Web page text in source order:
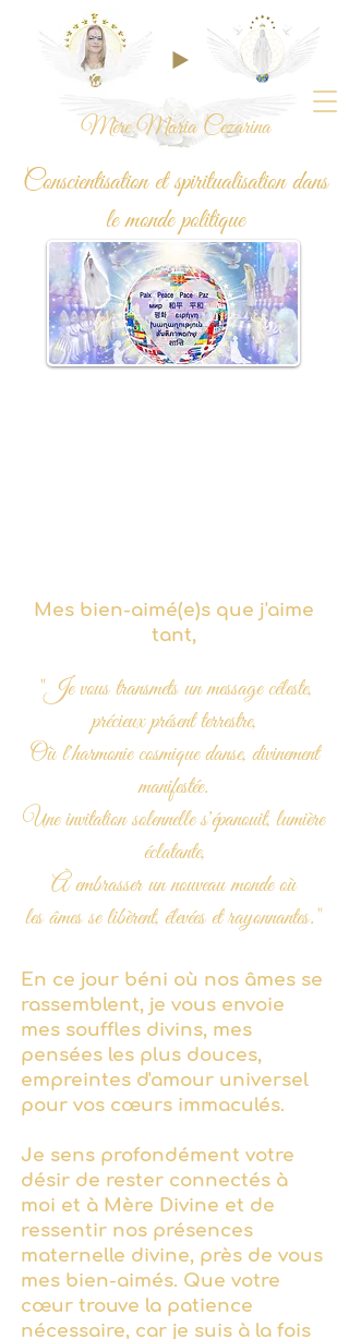
Mère Maria Cezarina
Conscientisation et spiritualisation dans
le monde politique
Mes bien-aimé(e)s que j'aime
tant,
"Je vous transmets un message céleste,
précieux présent terrestre,
Où l'harmonie cosmique danse, divinement
manifestée.
Une invitation solennelle s'épanouit, lumière
éclatante,
À embrasser un nouveau monde où
les âmes se libèrent, élevées et rayonnantes."
En ce jour béni où nos âmes se
rassemblent, je vous envoie
mes souffles divins, mes
pensées les plus douces,
empreintes d'amour universel
pour vos cœurs immaculés.
Je sens profondément votre
désir de rester connectés à
moi et à Mère Divine et de
ressentir nos présences
maternelle divine, près de vous
mes bien-aimés. Que votre
cœur trouve la patience
nécessaire, car je suis à la fois